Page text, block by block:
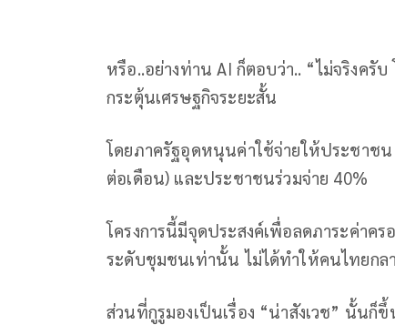
หรือ..อย่างท่าน AI ก็ตอบว่า.. “ไม่จริงครั
กระตุ้นเศรษฐกิจระยะสั้น
โดยภาครัฐอุดหนุนค่าใช้จ่ายให้ประชาช
ต่อเดือน) และประชาชนร่วมจ่าย 40%
โครงการนี้มีจุดประสงค์เพื่อลดภาระค่าค
ระดับชุมชนเท่านั้น ไม่ได้ทำให้คนไทยกล
ส่วนที่กูรูมองเป็นเรื่อง “น่าสังเวช” นั้น